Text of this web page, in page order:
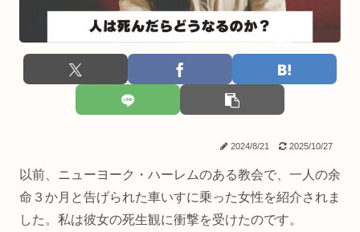
2024/8/21 2025/10/27
以前、ニューヨーク・ハーレムのある教会で、一人の余
命３か月と告げられた車いすに乗った女性を紹介されま
した。私は彼女の死生観に衝撃を受けたのです。